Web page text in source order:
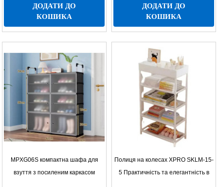
ДОДАТИ ДО
КОШИКА
ДОДАТИ ДО
КОШИКА
MPXG06S компактна шафа для
взуття з посиленим каркасом
Полиця на колесах XPRO SKLM-15-
5 Практичність та елегантність в